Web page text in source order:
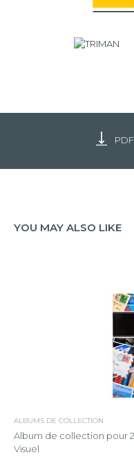
PDF
YOU MAY ALSO LIKE
ALBUMS DE COLLECTION
Album de collection pour
Visuel